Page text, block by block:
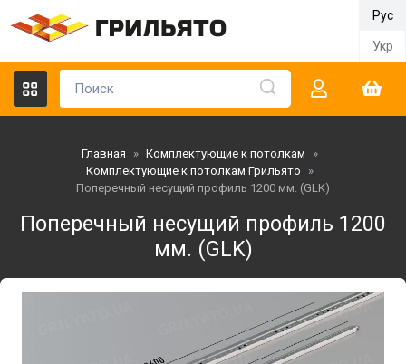
Рус
Укр
Главная » Комплектующие к потолкам
»
Комплектующие к потолкам Грильято
»
Поперечный несущий профиль 1200 мм. (GLK)
Поперечный несущий профиль 1200
мм. (GLK)